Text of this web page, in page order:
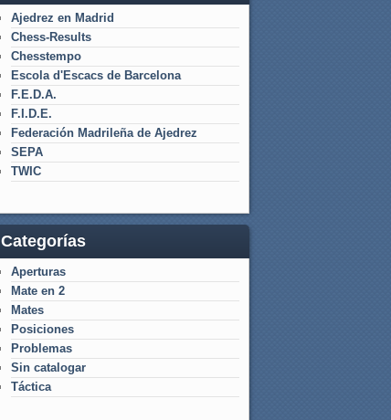
Ajedrez en Madrid
Chess-Results
Chesstempo
Escola d'Escacs de Barcelona
F.E.D.A.
F.I.D.E.
Federación Madrileña de Ajedrez
SEPA
TWIC
Categorías
Aperturas
Mate en 2
Mates
Posiciones
Problemas
Sin catalogar
Táctica